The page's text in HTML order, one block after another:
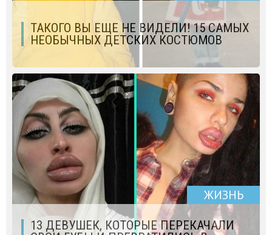
ТАКОГО ВЫ ЕЩЕ НЕ ВИДЕЛИ! 15 CАМЫХ
НЕОБЫЧНЫХ ДЕТСКИХ КОСТЮМОВ
ЖИЗНЬ
13 ДЕВУШЕК, КОТОРЫЕ ПЕРЕКАЧАЛИ